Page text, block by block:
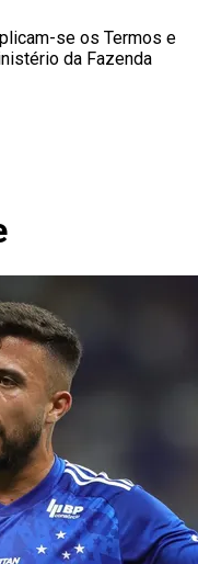
se os Termos e
da Fazenda